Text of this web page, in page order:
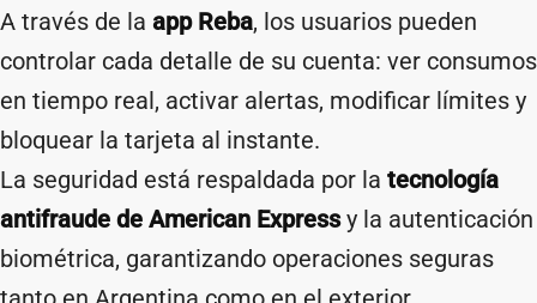
A través de la app Reba, los usuarios pueden
controlar cada detalle de su cuenta: ver consumos
en tiempo real, activar alertas, modificar límites y
bloquear la tarjeta al instante.
La seguridad está respaldada por la tecnología
antifraude de American Expressy la autenticación
biométrica, garantizando operaciones seguras